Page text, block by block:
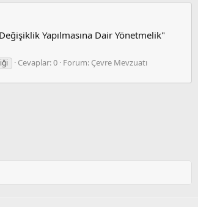
Yapılmasına Dair Yönetmelik"
Cevaplar: 0 Forum: Çevre Mevzuatı